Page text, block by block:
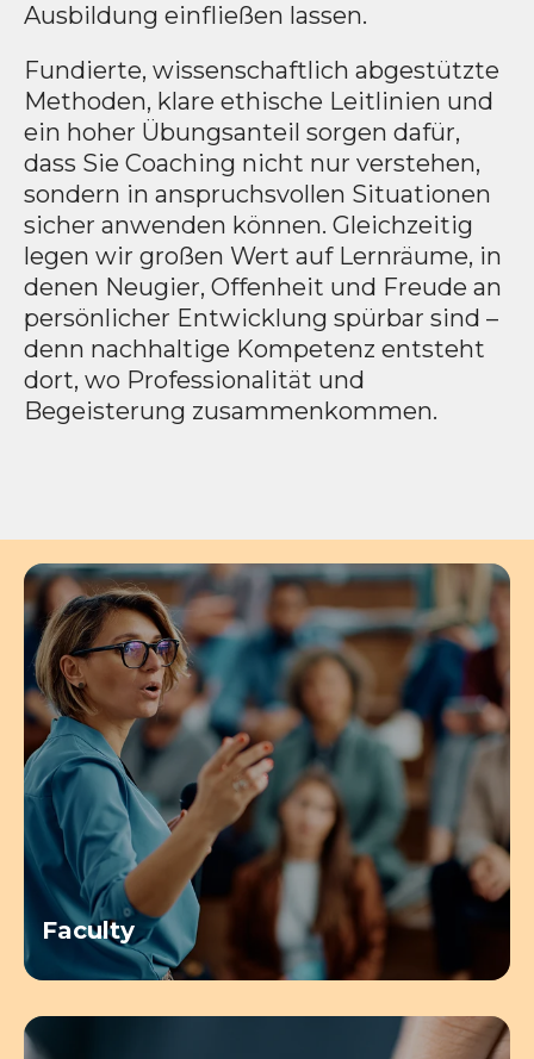
Ausbildung einfließen lassen.​
Fundierte, wissenschaftlich abgestützte
Methoden, klare ethische Leitlinien und
ein hoher Übungsanteil sorgen dafür,
dass Sie Coaching nicht nur verstehen,
sondern in anspruchsvollen Situationen
sicher anwenden können. Gleichzeitig
legen wir großen Wert auf Lernräume, in
denen Neugier, Offenheit und Freude an
persönlicher Entwicklung spürbar sind –
denn nachhaltige Kompetenz entsteht
dort, wo Professionalität und
Begeisterung zusammenkommen.
Faculty